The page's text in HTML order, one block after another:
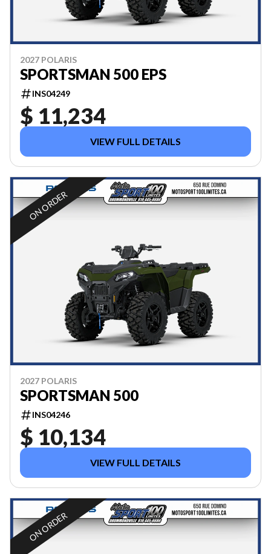
2027 POLARIS
SPORTSMAN 500 EPS
INS04249
$ 11,234
VIEW FULL DETAILS
ON ORDER
2027 POLARIS
SPORTSMAN 500
INS04246
$ 10,134
VIEW FULL DETAILS
ON ORDER